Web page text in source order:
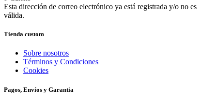
Esta dirección de correo electrónico ya está registrada y/o no es
válida.
Tienda custom
Sobre nosotros
Términos y Condiciones
Cookies
Pagos, Envíos y Garantia